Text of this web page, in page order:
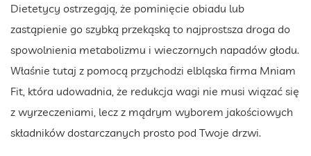
Dietetycy ostrzegają, że pominięcie obiadu lub
zastąpienie go szybką przekąską to najprostsza droga do
spowolnienia metabolizmu i wieczornych napadów głodu.
Właśnie tutaj z pomocą przychodzi elbląska firma Mniam
Fit, która udowadnia, że redukcja wagi nie musi wiązać się
z wyrzeczeniami, lecz z mądrym wyborem jakościowych
składników dostarczanych prosto pod Twoje drzwi.